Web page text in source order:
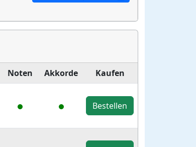
Noten Akkorde
Kaufen
Bestellen